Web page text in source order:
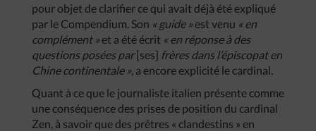
pour objet de clarifier ce qui avait déjà été expliqué
par le Compendium. Son « guide » est venu « en
complément » et a été écrit « en réponse à des
questions posées par[ses] frères dans l’épiscopat en
Chine continentale », a encore explicité le cardinal.
Quant à ce que le journaliste italien présente comme
une conséquence des prises de position du cardinal
Zen, à savoir que des prêtres « clandestins » en